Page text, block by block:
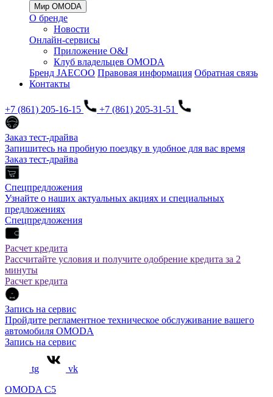
Мир OMODA
О бренде
Новости
Онлайн-сервисы
Приложение O&J
Клуб владельцев OMODA
Бренд JAECOO Правовая информация Обратная связь
Контакты
+7 (861) 205-16-15 +7 (861) 205-31-51
Заказ тест-драйва
Запишитесь на пробную поездку в удобное для вас время
Заказ тест-драйва
Спецпредложения
Узнайте о наших актуальных акциях и специальных
предложениях
Спецпредложения
Расчет кредита
Рассчитайте условия и получите одобрение кредита за 2
минуты
Расчет кредита
Запись на сервис
Пройдите регламентное техническое обслуживание вашего
автомобиля OMODA
Запись на сервис
tg
vk
OMODA C5